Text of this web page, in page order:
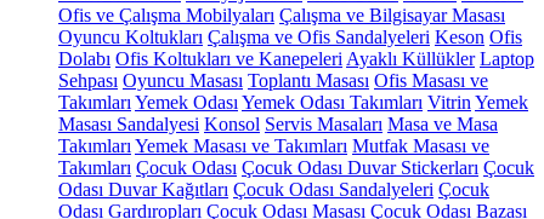
Ofis ve Çalışma Mobilyaları Çalışma ve Bilgisayar Masası
Oyuncu Koltukları Çalışma ve Ofis Sandalyeleri Keson Ofis
Dolabı Ofis Koltukları ve Kanepeleri Ayaklı Küllükler Laptop
Sehpası Oyuncu Masası Toplantı Masası Ofis Masası ve
Takımları Yemek Odası Yemek Odası Takımları Vitrin Yemek
Masası Sandalyesi Konsol Servis Masaları Masa ve Masa
Takımları Yemek Masası ve Takımları Mutfak Masası ve
Takımları Çocuk Odası Çocuk Odası Duvar Stickerları Çocuk
Odası Duvar Kağıtları Çocuk Odası Sandalyeleri Çocuk
Odası Gardıropları Çocuk Odası Masası Çocuk Odası Bazası